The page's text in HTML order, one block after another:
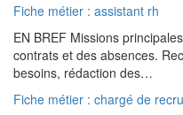
Fiche métier : assistant rh
EN BREF Missions
contrats et des absences.
besoins, rédaction des…
Fiche métier : chargé de